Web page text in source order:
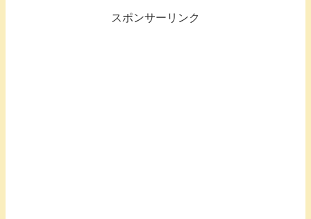
スポンサーリンク